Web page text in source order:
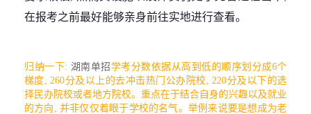
在报考之前最好能够亲身前往实地进行查看。
归纳一下: 湖南单招学考分数依据从高到低的顺序划分成6个
梯度, 260分及以上的去冲击热门公办院校, 220分及以下的选
择民办院校或者地方院校。重点在于结合自身的兴趣以及就业
的方向, 并非仅仅着眼于学校的名气。举例来说要是想成为老